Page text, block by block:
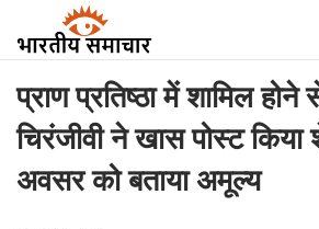
प्राण प्रतिष्ठा में शामिल
चिरंजीवी ने खास पोस्ट
अवसर को बताया अमूल्य